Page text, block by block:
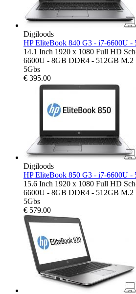
Digiloods
HP EliteBook 840 G3 - i7-6600U -
14.1 Inch 1920 x 1080 Full HD
6600U - 8GB DDR4 - 512GB M.2
5Gbs
€ 395.00
Digiloods
HP EliteBook 850 G3 - i7-6600U -
15.6 Inch 1920 x 1080 Full HD
6600U - 8GB DDR4 - 512GB M.2
5Gbs
€ 579.00